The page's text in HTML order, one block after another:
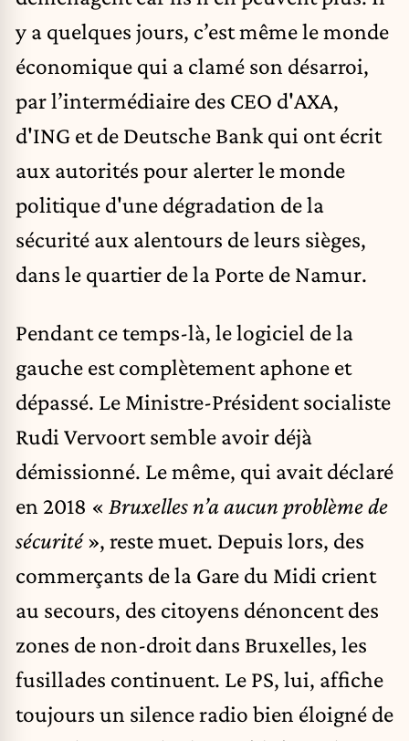
y a quelques jours, c’est même le monde
économique qui a clamé son désarroi,
par l’intermédiaire des CEO d'AXA,
d'ING et de Deutsche Bank qui ont écrit
aux autorités pour alerter le monde
politique d'une dégradation de la
sécurité aux alentours de leurs sièges,
dans le quartier de la Porte de Namur.
Pendant ce temps-là, le logiciel de la
gauche est complètement aphone et
dépassé. Le Ministre-Président socialiste
Rudi Vervoort semble avoir déjà
démissionné. Le même, qui avait déclaré
en 2018 « Bruxelles n’a aucun problème de
sécurité», reste muet. Depuis lors, des
commerçants de la Gare du Midi crient
au secours, des citoyens dénoncent des
zones de non-droit dans Bruxelles, les
fusillades continuent. Le PS, lui, affiche
toujours un silence radio bien éloigné de